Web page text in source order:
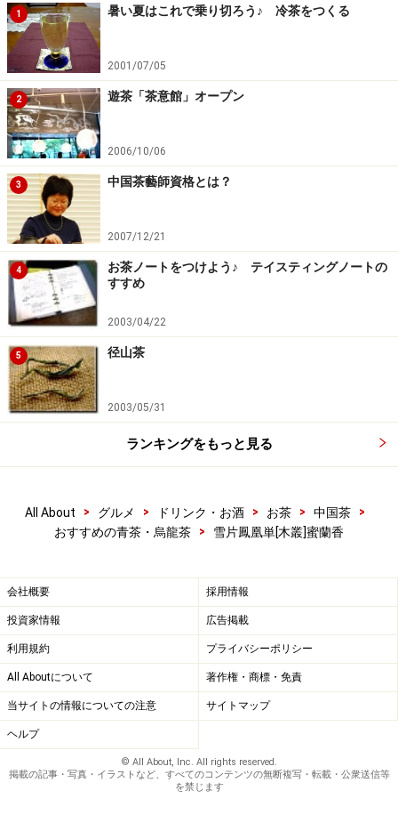
ありません。蓋碗でも良い
のですが、水仙種独特に苦
味や収斂味をまるくするの
は茶壺です。口の広い茶葉
を壊さなくて良い茶壷を使いましょう。
湯の温度：
95度～100度。香りの良いお茶ですから、しっかりと沸
騰させた湯を使いましょう。
茶葉の量：
150cc～180ccの大きさの茶壺で焼く6g程度。渋みが苦
手という人はやや少なめに。
１煎目の目安は大体１分程
徐々に下げたりして変化を
ボディーのしっかりしたお茶ですから、基本的にはなん
にでも合うでしょう。無理にお茶請けがなくてもOKです
マッチングはとてもよいと思います。
1 暑い夏はこれで乗り切ろう♪ 冷茶をつくる
2001/07/05
2 遊茶「茶意館」オープン
2006/10/06
3 中国茶藝師資格とは？
2007/12/21
4
お茶ノートをつけよう♪ テイスティングノートの
すすめ
2003/04/22
5 径山茶
2003/05/31
ランキングをもっと見る
All About > グルメ > ドリンク・お酒 > お茶 > 中国茶
>
おすすめの青茶・烏龍茶
> 雪片鳳凰単[木叢]蜜蘭香
会社概要 採用情報
投資家情報 広告掲載
利用規約 プライバシーポリシー
All Aboutについて 著作権・商標・免責
当サイトの情報についての注意 サイトマップ
ヘルプ
© All About, Inc. All rights reserved.
掲載の記事・写真・イラストなど、すべてのコンテンツの無断複写・転載・公衆送信等
を禁じます